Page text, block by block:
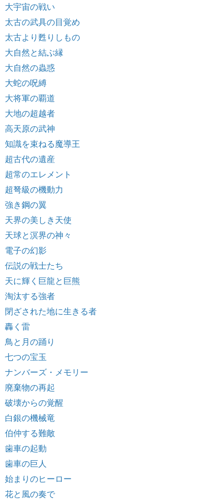
大宇宙の戦い
太古の武具の目覚め
太古より甦りしもの
大自然と結ぶ縁
大自然の蟲惑
大蛇の呪縛
大将軍の覇道
大地の超越者
高天原の武神
知識を束ねる魔導王
超古代の遺産
超常のエレメント
超弩級の機動力
強き鋼の翼
天界の美しき天使
天球と溟界の神々
電子の幻影
伝説の戦士たち
天に輝く巨龍と巨熊
淘汰する強者
閉ざされた地に生きる者
轟く雷
鳥と月の踊り
七つの宝玉
ナンバーズ・メモリー
廃棄物の再起
破壊からの覚醒
白銀の機械竜
伯仲する難敵
歯車の起動
歯車の巨人
始まりのヒーロー
花と風の奏で